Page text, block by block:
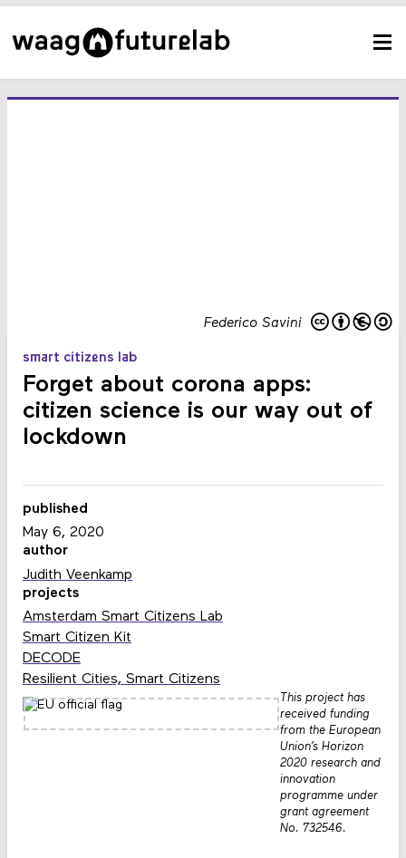
Federico Savini
smart citizens lab
Forget about corona apps:
citizen science is our way out of
lockdown
published
May 6, 2020
author
Judith Veenkamp
projects
Amsterdam Smart Citizens Lab
Smart Citizen Kit
DECODE
Resilient Cities, Smart Citizens
This project has
received funding
from the European
Union’s Horizon
2020 research and
innovation
programme under
grant agreement
No. 732546.